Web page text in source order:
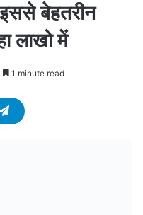
बेहतरीन
लाखो में
1 minute read